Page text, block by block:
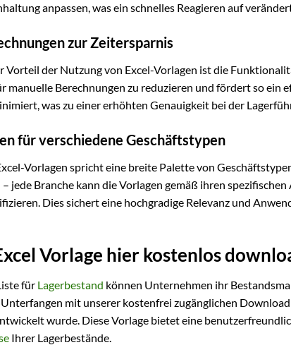
anpassen, was ein schnelles Reagieren auf
zur Zeitersparnis
Vorteil der Nutzung von Excel-Vorlagen ist die
manuelle Berechnungen zu reduzieren und fördert so ein
was zu einer erhöhten Genauigkeit bei der
für verschiedene Geschäftstypen
Vorlagen spricht eine breite Palette von
jede Branche kann die Vorlagen gemäß ihren
Dies sichert eine hochgradige Relevanz und
Vorlage hier kostenlos
für Lagerbestand können Unternehmen ihr
mit unserer kostenfrei zugänglichen
wurde. Diese Vorlage bietet eine
Ihrer Lagerbestände.